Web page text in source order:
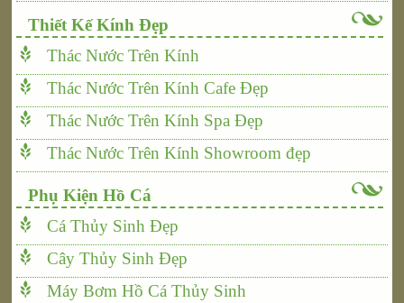
Thiết Kế Kính Đẹp
Thác Nước Trên Kính
Thác Nước Trên Kính Cafe Đẹp
Thác Nước Trên Kính Spa Đẹp
Thác Nước Trên Kính Showroom đẹp
Phụ Kiện Hồ Cá
Cá Thủy Sinh Đẹp
Cây Thủy Sinh Đẹp
Máy Bơm Hồ Cá Thủy Sinh